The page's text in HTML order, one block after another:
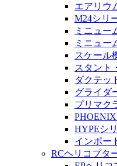
エアリウ
M24シリ
ミニュー
ミニュー
スケール
スタント
ダクテッ
グライダ
プリマク
HYPEシ
インポー
RCヘリコプタ